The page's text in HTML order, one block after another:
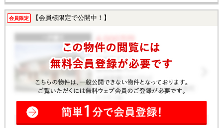
会員限定 【会員様限定で公開中！】